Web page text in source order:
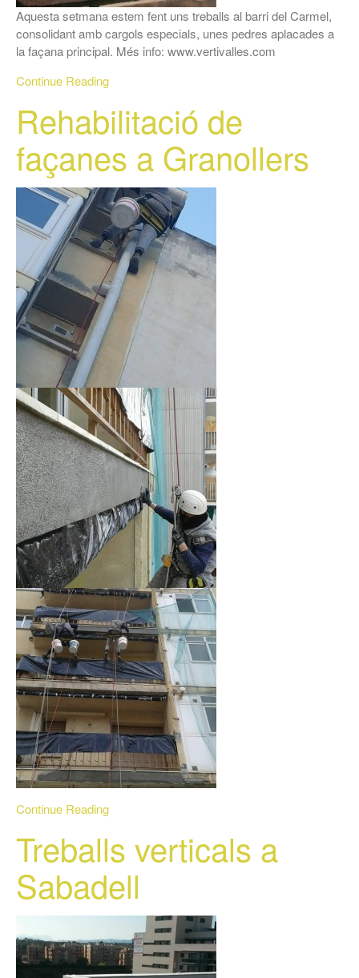
Aquesta setmana estem fent uns treballs al barri del Carmel,
consolidant amb cargols especials, unes pedres aplacades a
la façana principal. Més info: www.vertivalles.com
Continue Reading
Rehabilitació de
façanes a Granollers
Continue Reading
Treballs verticals a
Sabadell